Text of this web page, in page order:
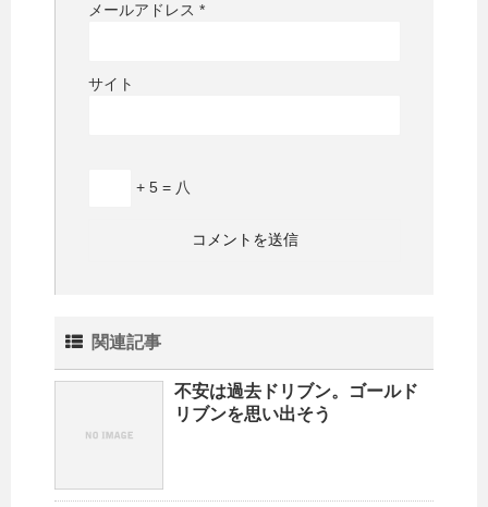
メールアドレス *
サイト
+ 5 = 八
関連記事
不安は過去ドリブン。ゴールド
リブンを思い出そう